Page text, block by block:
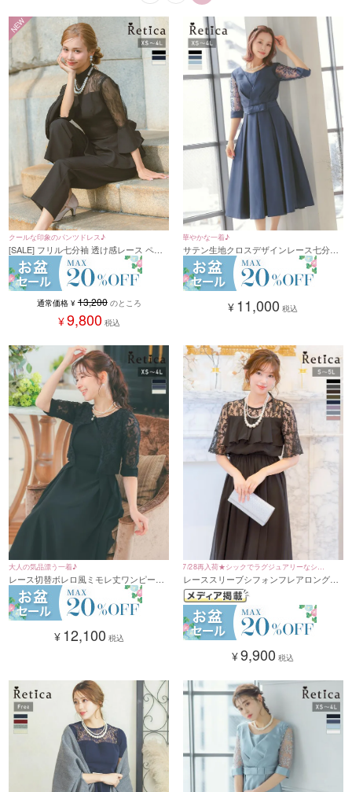
クールな印象のパンツドレス♪
[SALE] フリル七分袖 透け感レース ペプ
ラムデザイン クール パンツドレス 結婚
式 二次会(XSサイズ～4Lサイズ)
NEW
通常価格 ¥ 13,200 のところ
¥9,800 税込
華やかな一着♪
サテン生地クロスデザインレース七分袖
ミディアム丈パーティードレス (XSサイ
ズ～4Lサイズ)
¥ 11,000 税込
大人の気品漂う一着♪
レース切替ボレロ風ミモレ丈ワンピース
パーティードレス (XSサイズ～4Lサイズ)
¥ 12,100 税込
7/28再入荷★シックでラグジュアリーなシフ
ォンドレス♪
レーススリーブシフォンフレアロングス
カートパーティードレス (Sサイズ～5Lサ
イズ)
¥9,900 税込